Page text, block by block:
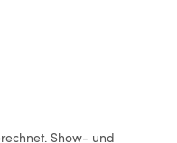
Show- und